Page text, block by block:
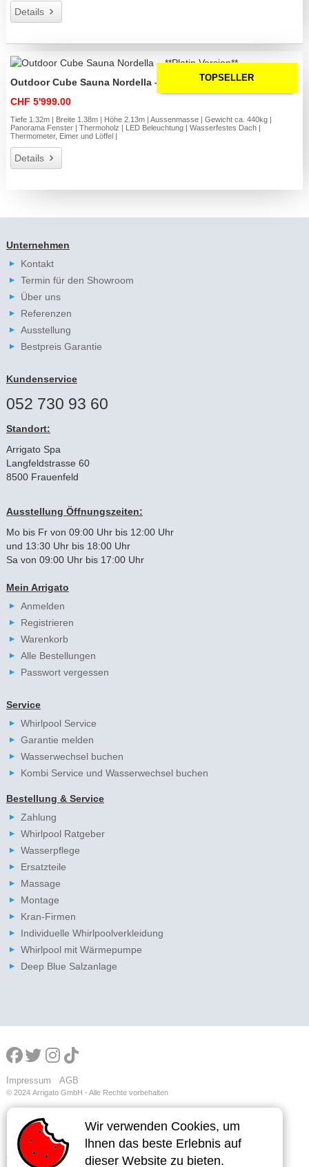
Wir verwenden Cookies, um
lhnen das beste Erlebnis auf
dieser Website zu bieten.
Wir verwenden Cookies, um
lhnen das beste Erlebnis auf
dieser Website zu bieten.
Details
TOPSELLER
Outdoor Cube Sauna Nordella – **Platin Version**
CHF 5'999.00
Tiefe 1.32m | Breite 1.38m | Höhe 2.13m | Aussenmasse | Gewicht ca. 440kg |
Panorama Fenster | Thermoholz | LED Beleuchtung | Wasserfestes Dach |
Thermometer, Eimer und Löffel |
Details
Unternehmen
Kontakt
Termin für den Showroom
Über uns
Referenzen
Ausstellung
Bestpreis Garantie
Kundenservice
052 730 93 60
Standort:
Arrigato Spa
Langfeldstrasse 60
8500 Frauenfeld
Ausstellung Öffnungszeiten:
Mo bis Fr von 09:00 Uhr bis 12:00 Uhr
und 13:30 Uhr bis 18:00 Uhr
Sa von 09:00 Uhr bis 17:00 Uhr
Mein Arrigato
Anmelden
Registrieren
Warenkorb
Alle Bestellungen
Passwort vergessen
Service
Whirlpool Service
Garantie melden
Wasserwechsel buchen
Kombi Service und Wasserwechsel buchen
Bestellung & Service
Zahlung
Whirlpool Ratgeber
Wasserpflege
Ersatzteile
Massage
Montage
Kran-Firmen
Individuelle Whirlpoolverkleidung
Whirlpool mit Wärmepumpe
Deep Blue Salzanlage
Impressum AGB
© 2024 Arrigato GmbH - Alle Rechte vorbehalten